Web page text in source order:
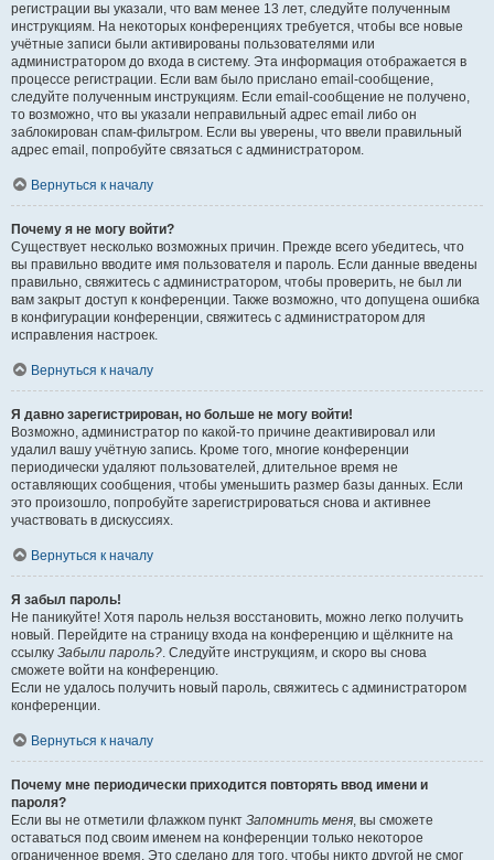
регистрации вы указали, что вам менее 13 лет, следуйте полученным
инструкциям. На некоторых конференциях требуется, чтобы все новые
учётные записи были активированы пользователями или
администратором до входа в систему. Эта информация отображается в
процессе регистрации. Если вам было прислано email-сообщение,
следуйте полученным инструкциям. Если email-сообщение не получено,
то возможно, что вы указали неправильный адрес email либо он
заблокирован спам-фильтром. Если вы уверены, что ввели правильный
адрес email, попробуйте связаться с администратором.
Вернуться к началу
Почему я не могу войти?
Существует несколько возможных причин. Прежде всего убедитесь, что
вы правильно вводите имя пользователя и пароль. Если данные введены
правильно, свяжитесь с администратором, чтобы проверить, не был ли
вам закрыт доступ к конференции. Также возможно, что допущена ошибка
в конфигурации конференции, свяжитесь с администратором для
исправления настроек.
Вернуться к началу
Я давно зарегистрирован, но больше не могу войти!
Возможно, администратор по какой-то причине деактивировал или
удалил вашу учётную запись. Кроме того, многие конференции
периодически удаляют пользователей, длительное время не
оставляющих сообщения, чтобы уменьшить размер базы данных. Если
это произошло, попробуйте зарегистрироваться снова и активнее
участвовать в дискуссиях.
Вернуться к началу
Я забыл пароль!
Не паникуйте! Хотя пароль нельзя восстановить, можно легко получить
новый. Перейдите на страницу входа на конференцию и щёлкните на
ссылку Забыли пароль?. Следуйте инструкциям, и скоро вы снова
сможете войти на конференцию.
Если не удалось получить новый пароль, свяжитесь с администратором
конференции.
Вернуться к началу
Почему мне периодически приходится повторять ввод имени и
пароля?
Если вы не отметили флажком пункт Запомнить меня, вы сможете
оставаться под своим именем на конференции только некоторое
ограниченное время. Это сделано для того, чтобы никто другой не смог